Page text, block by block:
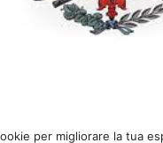
|Privacy Policy
per migliorare la tua